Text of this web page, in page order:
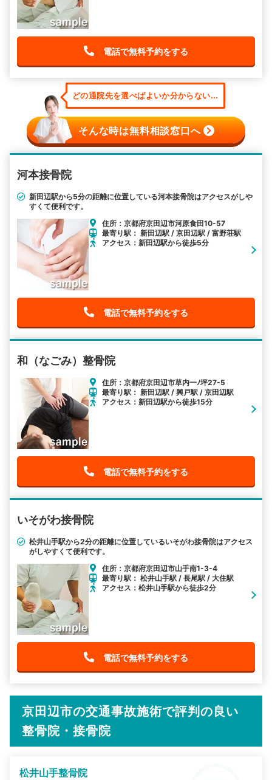
電話で無料予約をする
どの通院先を選べばよいか分からない...
そんな時は無料相談窓口へ
河本接骨院
新田辺駅から5分の距離に位置している河本接骨院はアクセスがしや
すくて便利です。
住所：京都府京田辺市河原食田10-57
最寄り駅： 新田辺駅 / 京田辺駅 / 富野荘駅
アクセス：新田辺駅から徒歩5分
電話で無料予約をする
和（なごみ）整骨院
住所：京都府京田辺市草内一ﾉ坪27-5
最寄り駅： 新田辺駅 / 興戸駅 / 京田辺駅
アクセス：新田辺駅から徒歩15分
電話で無料予約をする
いそがわ接骨院
松井山手駅から2分の距離に位置しているいそがわ接骨院はアクセス
がしやすくて便利です。
住所：京都府京田辺市山手南1-3-4
最寄り駅： 松井山手駅 / 長尾駅 / 大住駅
アクセス：松井山手駅から徒歩2分
電話で無料予約をする
京田辺市の交通事故施術で評判の良い
整骨院・接骨院
松井山手整骨院